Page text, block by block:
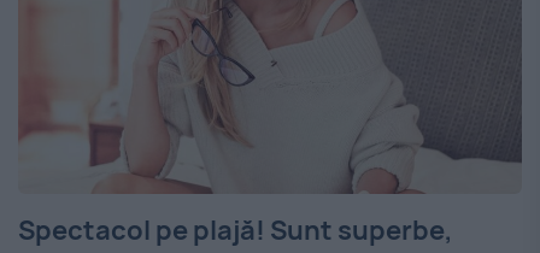
Spectacol pe plajă! Sunt superbe,